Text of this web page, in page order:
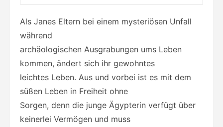
Als Janes Eltern bei einem mysteriösen Unfall
während
archäologischen Ausgrabungen ums Leben
kommen, ändert sich ihr gewohntes
leichtes Leben. Aus und vorbei ist es mit dem
süßen Leben in Freiheit ohne
Sorgen, denn die junge Ägypterin verfügt über
keinerlei Vermögen und muss